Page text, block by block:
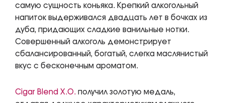
самую сущность коньяка. Крепкий алкогольный
напиток выдерживался двадцать лет в бочках из
дуба, придающих сладкие ванильные нотки.
Совершенный алкоголь демонстрирует
сбалансированный, богатый, слегка маслянистый
вкус с бесконечным ароматом.
Cigar Blend X.O. получил золотую медаль,